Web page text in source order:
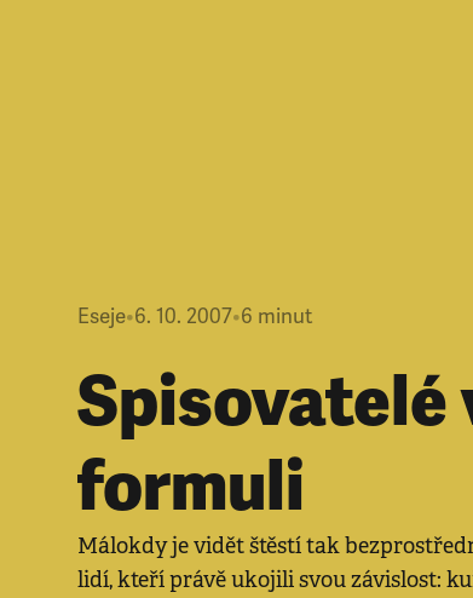
Eseje•6. 10. 2007•6 minut
Spisovatelé
formuli
Málokdy je vidět štěstí tak
lidí, kteří právě ukojili svou závislost: